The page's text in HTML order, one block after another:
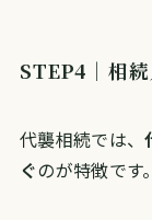
STEP4｜相
代襲相続では、
ぐのが特徴です。